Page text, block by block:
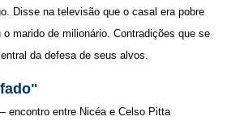
Disse na televisão que o casal era pobre
marido de milionário. Contradições que se
da defesa de seus alvos.
encontro entre Nicéa e Celso Pitta